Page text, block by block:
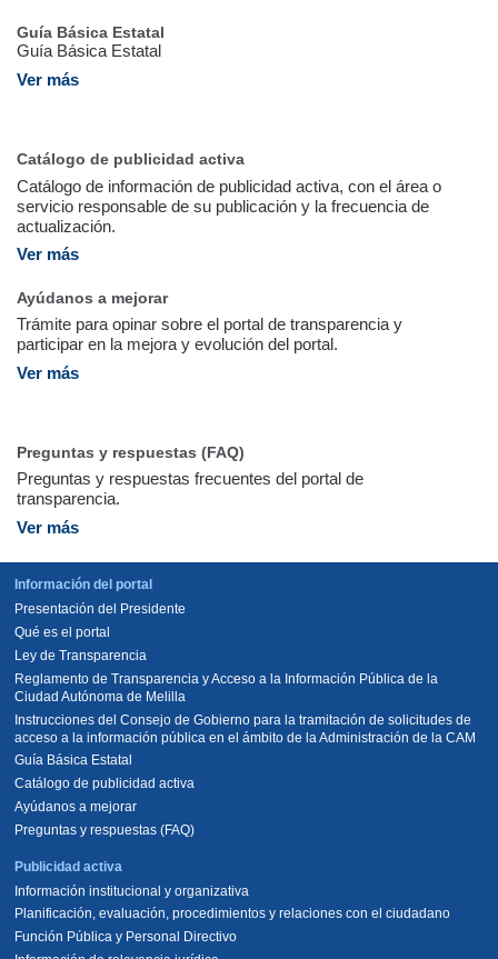
Guía Básica Estatal
Guía Básica Estatal
Ver más
Catálogo de publicidad activa
Catálogo de información de publicidad activa, con el área o
servicio responsable de su publicación y la frecuencia de
actualización.
Ver más
Ayúdanos a mejorar
Trámite para opinar sobre el portal de transparencia y
participar en la mejora y evolución del portal.
Ver más
Preguntas y respuestas (FAQ)
Preguntas y respuestas frecuentes del portal de
transparencia.
Ver más
Información del portal
Presentación del Presidente
Qué es el portal
Ley de Transparencia
Reglamento de Transparencia y Acceso a la Información Pública de la
Ciudad Autónoma de Melilla
Instrucciones del Consejo de Gobierno para la tramitación de solicitudes de
acceso a la información pública en el ámbito de la Administración de la CAM
Guía Básica Estatal
Catálogo de publicidad activa
Ayúdanos a mejorar
Preguntas y respuestas (FAQ)
Publicidad activa
Información institucional y organizativa
Planificación, evaluación, procedimientos y relaciones con el ciudadano
Función Pública y Personal Directivo